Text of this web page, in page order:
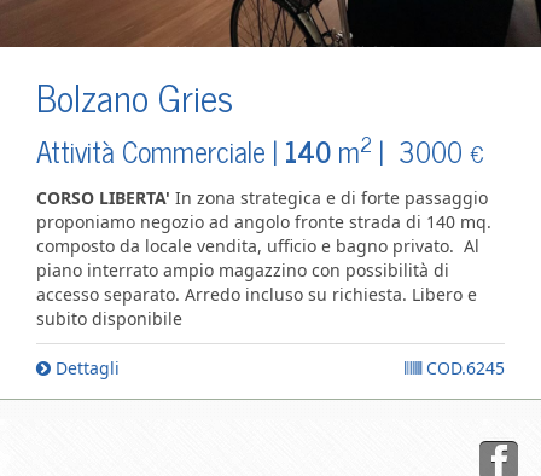
Bolzano Gries
Attività Commerciale | 140m2 | 3000 €
CORSO LIBERTA' In zona strategica e di forte passaggio
proponiamo negozio ad angolo fronte strada di 140 mq.
composto da locale vendita, ufficio e bagno privato. Al
piano interrato ampio magazzino con possibilità di
accesso separato. Arredo incluso su richiesta. Libero e
subito disponibile
COD.6245
Dettagli